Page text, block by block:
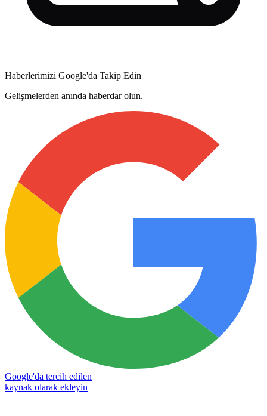
Haberlerimizi Google'da Takip Edin
Gelişmelerden anında haberdar olun.
Google'da tercih edilen
kaynak olarak ekleyin